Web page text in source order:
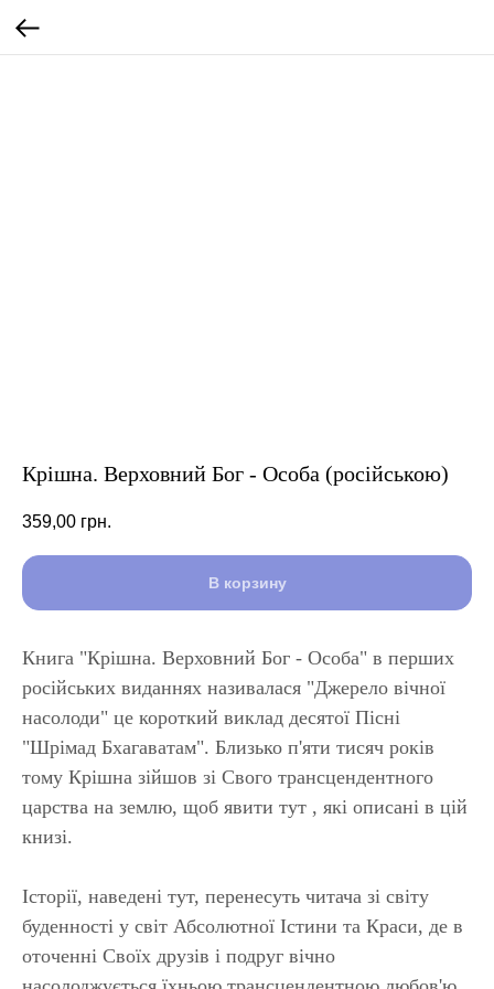
Крішна. Верховний Бог - Особа (російською)
359,00 грн.
В корзину
Книга "Крішна. Верховний Бог - Особа" в перших
російських виданнях називалася "Джерело вічної
насолоди" це короткий виклад десятої Пісні
"Шрімад Бхагаватам". Близько п'яти тисяч років
тому Крішна зійшов зі Свого трансцендентного
царства на землю, щоб явити тут , які описані в цій
книзі.
Історії, наведені тут, перенесуть читача зі світу
буденності у світ Абсолютної Істини та Краси, де в
оточенні Своїх друзів і подруг вічно